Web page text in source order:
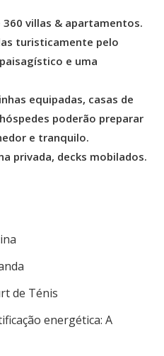
villas & apartamentos.
turisticamente pelo
e uma
equipadas, casas de
poderão preparar
e tranquilo.
privada, decks mobilados.
de Ténis
energética: A